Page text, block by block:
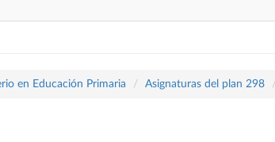
en Educación Primaria Asignaturas del plan 298